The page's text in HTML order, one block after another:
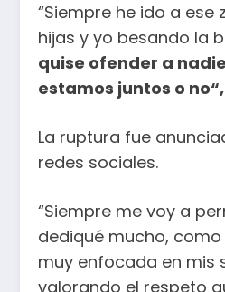
“Siempre he ido a
hijas y yo besando la
quise ofender a
estamos juntos o
La ruptura fue
redes sociales.
“Siempre me voy a
dediqué mucho,
muy enfocada en mis
valorando el respeto